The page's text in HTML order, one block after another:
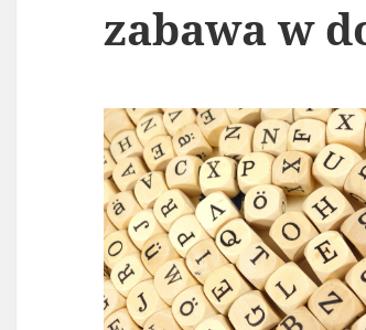
zabawa w